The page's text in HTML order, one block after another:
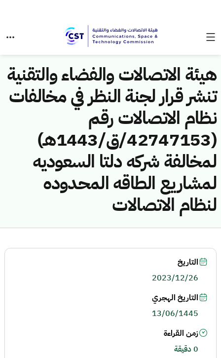
هيئة الاتصالات والفضاء والتقنية
تنشر قرار لجنة النظر في مخالفات
نظام الاتصالات رقم
(42747153/ق/1443هـ)
لمخالفة شركه دلتا السعوديه
لمشاريع الطاقه المحدوده
لنظام الاتصالات
التاريخ
2023/12/26
التاريخ الهجري
13/06/1445
زمن القراءة
0 دقيقة